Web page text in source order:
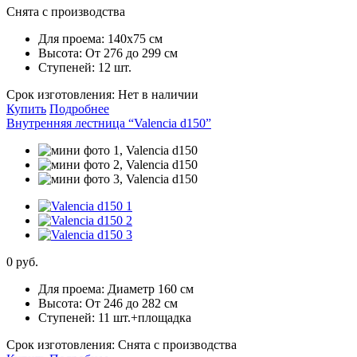
Снята с производства
Для проема: 140x75 см
Высота: От 276 до 299 см
Ступеней: 12 шт.
Срок изготовления: Нет в наличии
Купить Подробнее
Внутренняя лестница “Valencia d150”
0 руб.
Для проема: Диаметр 160 см
Высота: От 246 до 282 см
Ступеней: 11 шт.+площадка
Срок изготовления: Снята с производства